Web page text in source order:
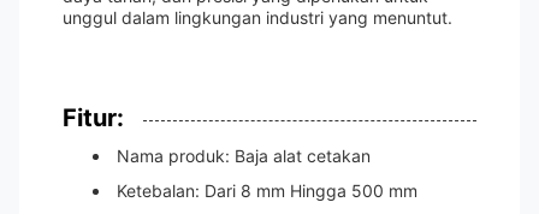
unggul dalam lingkungan industri yang menuntut.
Fitur:
Nama produk: Baja alat cetakan
Ketebalan: Dari 8 mm Hingga 500 mm